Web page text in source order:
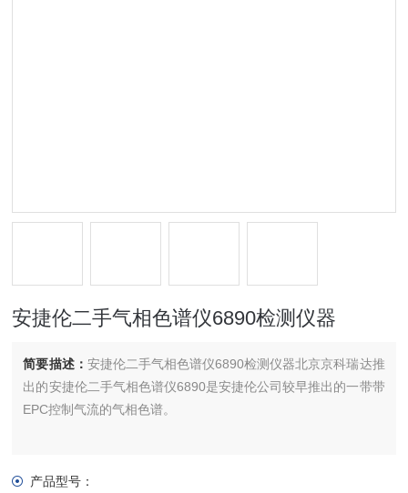
安捷伦二手气相色谱仪6890检测仪器
简要描述： 安捷伦二手气相色谱仪6890检测仪器北京京科瑞达推
出的安捷伦二手气相色谱仪6890是安捷伦公司较早推出的一带带
EPC控制气流的气相色谱。
产品型号：